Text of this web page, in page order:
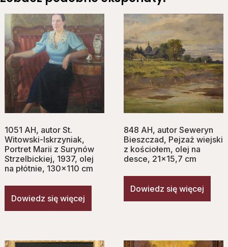
1051 AH, autor St.
Witowski-Iskrzyniak,
Portret Marii z Surynów
Strzelbickiej, 1937, olej
na płótnie, 130×110 cm
Dowiedz się więcej
848 AH, autor Seweryn
Bieszczad, Pejzaż wiejski
z kościołem, olej na
desce, 21×15,7 cm
Dowiedz się więcej